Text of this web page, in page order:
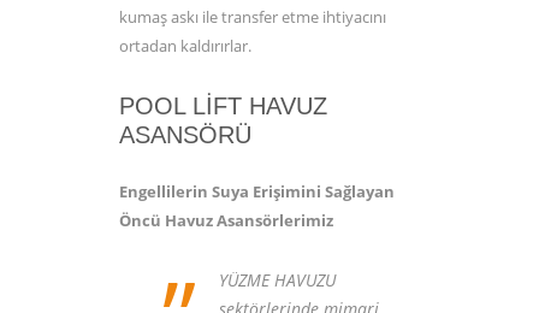
kumaş askı ile transfer etme ihtiyacını
ortadan kaldırırlar.
POOL LIFT HAVUZ
ASANSÖRÜ
Engellilerin Suya Erişimini Sağlayan
Öncü Havuz Asansörlerimiz
YÜZME HAVUZU